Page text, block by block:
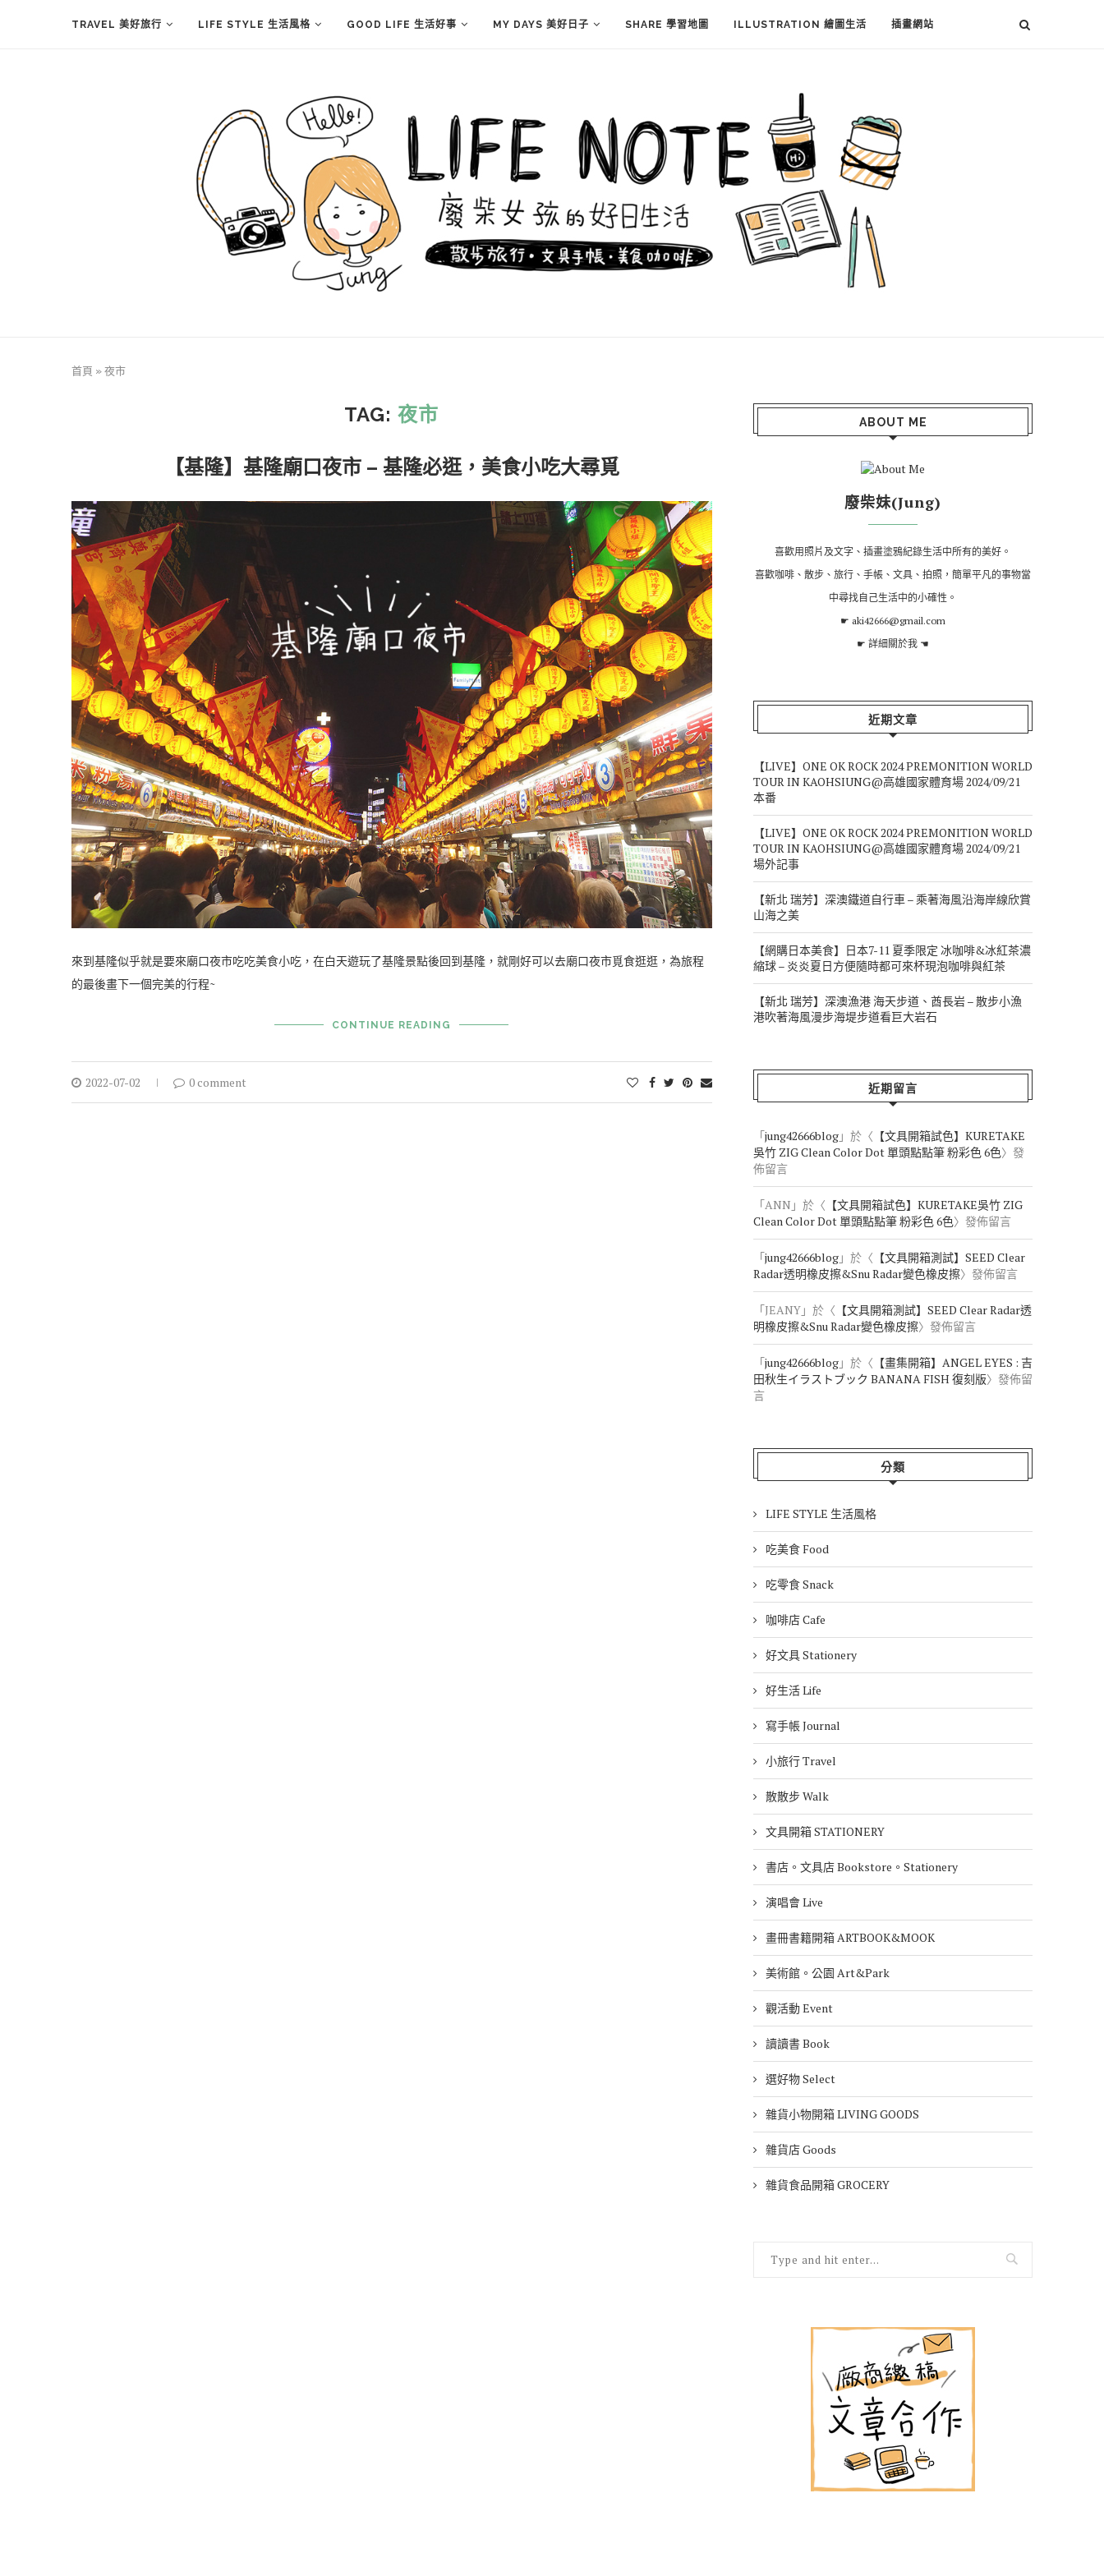
TRAVEL 美好旅行 LIFE STYLE 生活風格 GOOD LIFE 生活好事 MY DAYS 美好日子 SHARE 學習地圖 ILLUSTRATION 繪圖生活 插畫網站
首頁 » 夜市
TAG:夜市
【基隆】基隆廟口夜市 – 基隆必逛，美食小吃大尋覓
來到基隆似乎就是要來廟口夜市吃吃美食小吃，在白天遊玩了基隆景點後回到基隆，就剛好可以去廟口夜市覓食逛逛，為旅程
的最後畫下一個完美的行程~
CONTINUE READING
2022-07-02 0 comment
ABOUT ME
廢柴妹(Jung)
喜歡用照片及文字、插畫塗鴉紀錄生活中所有的美好。
喜歡咖啡、散步、旅行、手帳、文具、拍照，簡單平凡的事物當
中尋找自己生活中的小確性。
☛ aki42666@gmail.com
☛ 詳細關於我 ☚
近期文章
【LIVE】ONE OK ROCK 2024 PREMONITION WORLD
TOUR IN KAOHSIUNG@高雄國家體育場 2024/09/21
本番
【LIVE】ONE OK ROCK 2024 PREMONITION WORLD
TOUR IN KAOHSIUNG@高雄國家體育場 2024/09/21
場外記事
【新北 瑞芳】深澳鐵道自行車 – 乘著海風沿海岸線欣賞
山海之美
【網購日本美食】日本7-11 夏季限定 冰咖啡&冰紅茶濃
縮球 – 炎炎夏日方便隨時都可來杯現泡咖啡與紅茶
【新北 瑞芳】深澳漁港 海天步道、酋長岩 – 散步小漁
港吹著海風漫步海堤步道看巨大岩石
近期留言
「jung42666blog 」於〈 【文具開箱試色】KURETAKE
吳竹 ZIG Clean Color Dot 單頭點點筆 粉彩色 6色〉發
佈留言
「ANN 」於〈 【文具開箱試色】KURETAKE吳竹 ZIG
Clean Color Dot 單頭點點筆 粉彩色 6色〉發佈留言
「jung42666blog 」於〈 【文具開箱測試】SEED Clear
Radar透明橡皮擦&Snu Radar變色橡皮擦〉發佈留言
「JEANY 」於〈 【文具開箱測試】SEED Clear Radar透
明橡皮擦&Snu Radar變色橡皮擦〉發佈留言
「jung42666blog 」於〈 【畫集開箱】ANGEL EYES : 吉
田秋生イラストブック BANANA FISH 復刻版〉發佈留
言
分類
LIFE STYLE 生活風格
吃美食 Food
吃零食 Snack
咖啡店 Cafe
好文具 Stationery
好生活 Life
寫手帳 Journal
小旅行 Travel
散散步 Walk
文具開箱 STATIONERY
書店。文具店 Bookstore。Stationery
演唱會 Live
畫冊書籍開箱 ARTBOOK&MOOK
美術館。公園 Art&Park
觀活動 Event
讀讀書 Book
選好物 Select
雜貨小物開箱 LIVING GOODS
雜貨店 Goods
雜貨食品開箱 GROCERY